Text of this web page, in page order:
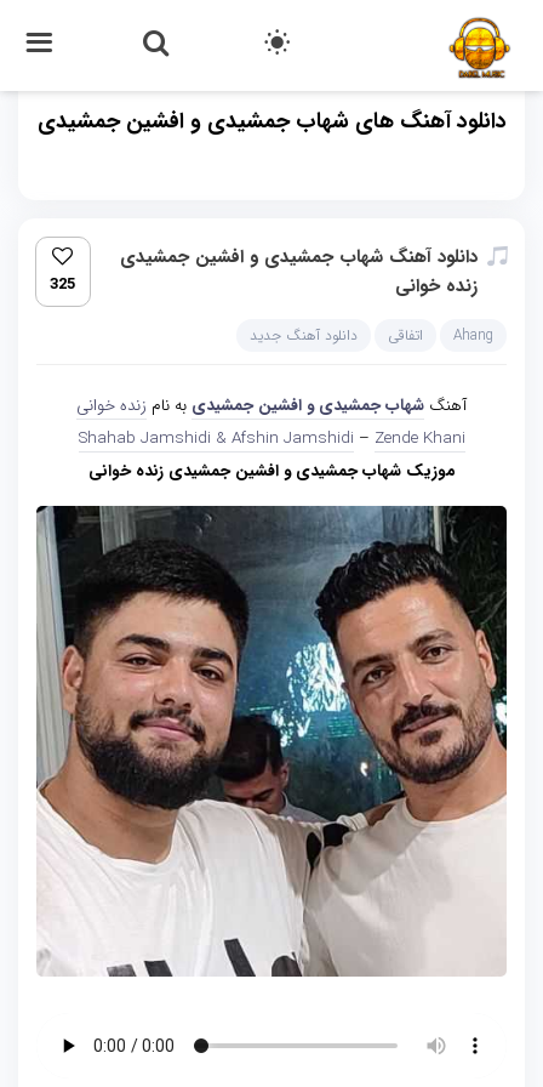
دانلود آهنگ های شهاب جمشیدی و افشین جمشیدی
دانلود آهنگ شهاب جمشیدی و افشین جمشیدی
زنده خوانی
325
Ahang اتفاقی دانلود آهنگ جدید
آهنگ شهاب جمشیدی و افشین جمشیدی به نام زنده خوانی
Shahab Jamshidi & Afshin Jamshidi – Zende Khani
موزیک شهاب جمشیدی و افشین جمشیدی زنده خوانی